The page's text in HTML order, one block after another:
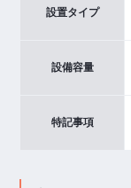
設置タイプ
設備容量
特記事項